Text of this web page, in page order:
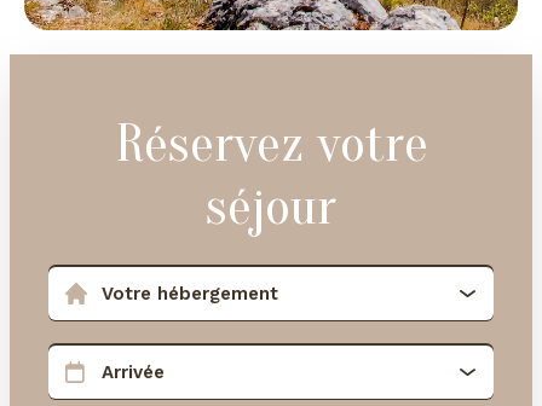
Réservez votre
séjour